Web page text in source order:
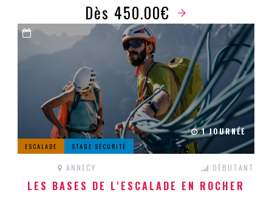
Dès 450.00€
1 JOURNÉE
ESCALADE STAGE SÉCURITÉ
ANNECY DÉBUTANT
LES BASES DE L'ESCALADE EN ROCHER